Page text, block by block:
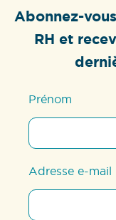
Abonnez-
RH et
Prénom
Adresse e-mail